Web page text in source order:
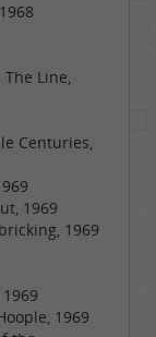
The Line,
Centuries,
1969
1969
1969